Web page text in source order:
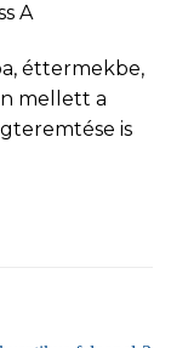
A
éttermekbe,
mellett a
is